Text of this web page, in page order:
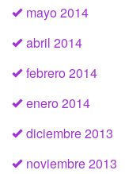
mayo 2014
abril 2014
febrero 2014
enero 2014
diciembre 2013
noviembre 2013